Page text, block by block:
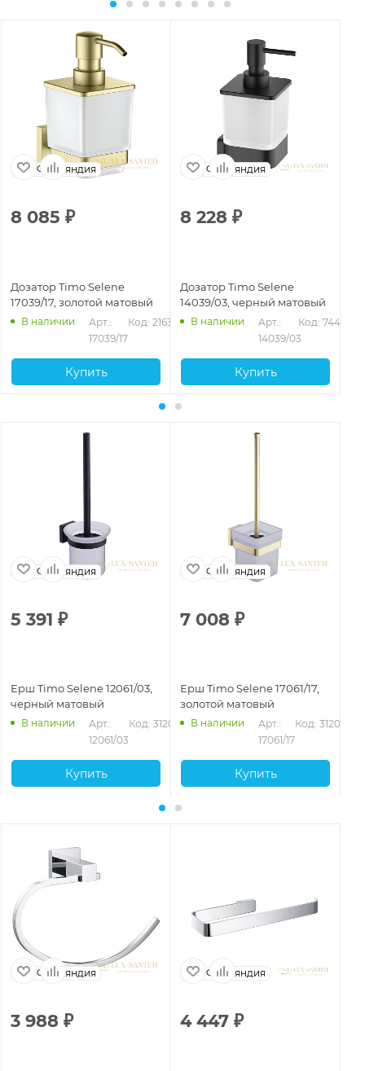
Финляндия
8 085 ₽
Дозатор Timo Selene
17039/17, золотой матовый
В наличии
Арт.:
17039/17
Код: 21637
Купить
Финляндия
8 228 ₽
Дозатор Timo Selene
14039/03, черный матовый
В наличии
Арт.:
14039/03
Код: 74474
Купить
Финляндия
5 391 ₽
Ерш Timo Selene 12061/03,
черный матовый
В наличии
Арт.:
12061/03
Код: 31200
Купить
Финляндия
7 008 ₽
Ерш Timo Selene 17061/17,
золотой матовый
В наличии
Арт.:
17061/17
Код: 31202
Купить
Финляндия
3 988 ₽
Финляндия
4 447 ₽